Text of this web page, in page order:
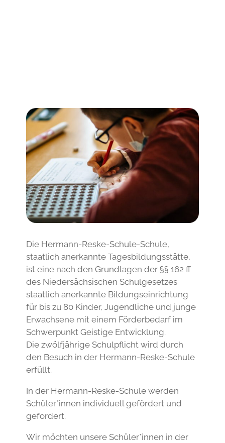
Die Hermann-Reske-Schule-Schule,
staatlich anerkannte Tagesbildungsstätte,
ist eine nach den Grundlagen der §§ 162 ff
des Niedersächsischen Schulgesetzes
staatlich anerkannte Bildungseinrichtung
für bis zu 80 Kinder, Jugendliche und junge
Erwachsene mit einem Förderbedarf im
Schwerpunkt Geistige Entwicklung.
Die zwölfjährige Schulpflicht wird durch
den Besuch in der Hermann-Reske-Schule
erfüllt.
In der Hermann-Reske-Schule werden
Schüler*innen individuell gefördert und
gefordert.
Wir möchten unsere Schüler*innen in der